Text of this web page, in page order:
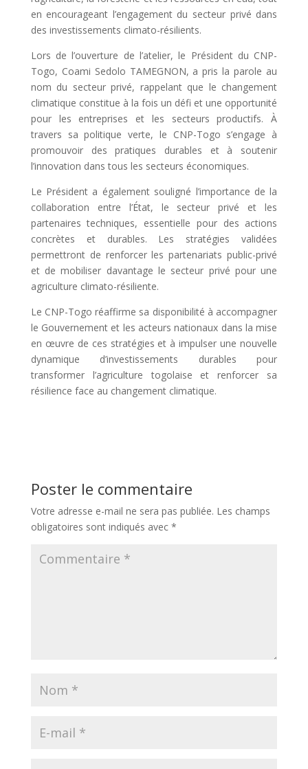
en encourageant l’engagement du secteur privé dans
des investissements climato-résilients.
Lors de l’ouverture de l’atelier, le Président du CNP-
Togo, Coami Sedolo TAMEGNON, a pris la parole au
nom du secteur privé, rappelant que le changement
climatique constitue à la fois un défi et une opportunité
pour les entreprises et les secteurs productifs. À
travers sa politique verte, le CNP-Togo s’engage à
promouvoir des pratiques durables et à soutenir
l’innovation dans tous les secteurs économiques.
Le Président a également souligné l’importance de la
collaboration entre l’État, le secteur privé et les
partenaires techniques, essentielle pour des actions
concrètes et durables. Les stratégies validées
permettront de renforcer les partenariats public-privé
et de mobiliser davantage le secteur privé pour une
agriculture climato-résiliente.
Le CNP-Togo réaffirme sa disponibilité à accompagner
le Gouvernement et les acteurs nationaux dans la mise
en œuvre de ces stratégies et à impulser une nouvelle
dynamique d’investissements durables pour
transformer l’agriculture togolaise et renforcer sa
résilience face au changement climatique.
Poster le commentaire
Votre adresse e-mail ne sera pas publiée. Les champs
obligatoires sont indiqués avec *